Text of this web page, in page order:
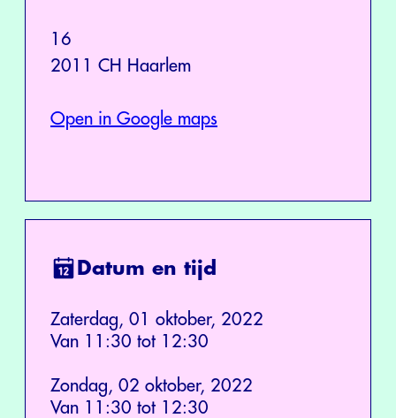
16
2011 CH Haarlem
Open in Google maps
Datum en tijd
Zaterdag, 01 oktober, 2022
Van 11:30 tot 12:30
Zondag, 02 oktober, 2022
Van 11:30 tot 12:30